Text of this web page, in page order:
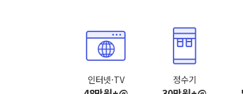
인터넷·TV 정수기